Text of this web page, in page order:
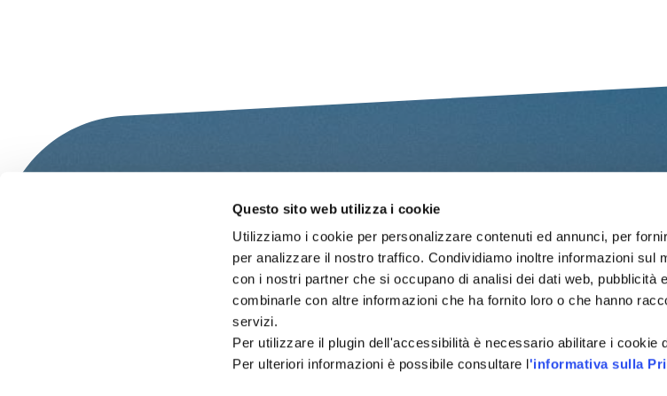
Questo sito web utilizza i cookie
Utilizziamo i cookie per personalizzare contenuti ed annunci, per
per analizzare il nostro traffico. Condividiamo inoltre informazioni sul
con i nostri partner che si occupano di analisi dei dati web, pubblicità
combinarle con altre informazioni che ha fornito loro o che hanno
servizi.
Per utilizzare il plugin dell'accessibilità è necessario abilitare i cookie
Per ulteriori informazioni è possibile consultare l'informativa sulla
Email *